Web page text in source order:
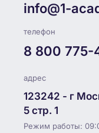
info@1-
телефон
8 800 775-
адрес
123242 - г
5 стр. 1
Режим работы: